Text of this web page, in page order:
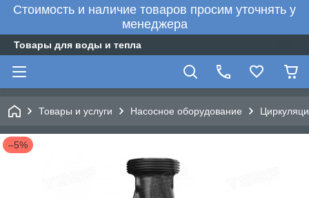
Стоимость и наличие товаров просим уточнять у
менеджера
Товары для воды и тепла
Товары и услуги Насосное оборудование
–5%